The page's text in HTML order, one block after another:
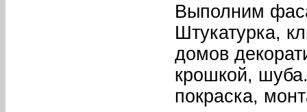
Выполним
Штукатурка,
домов
крошкой,
покраска,